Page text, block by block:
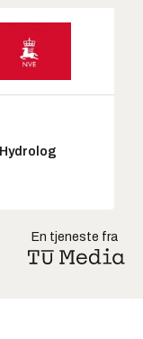
Hydrolog
En tjeneste fra